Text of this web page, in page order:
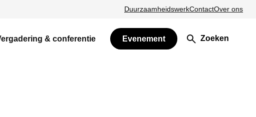
DuurzaamheidswerkContactOver ons
& conferentie Evenement Zoeken